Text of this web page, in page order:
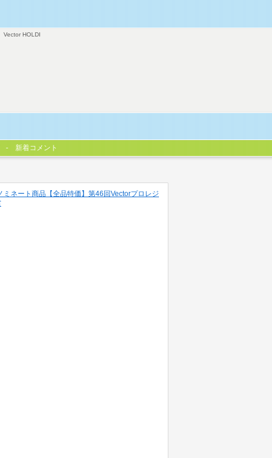
Vector HOLDI
新着コメント